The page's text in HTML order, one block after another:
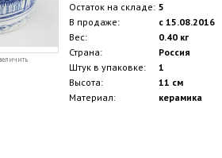
Остаток на складе: 5
В продаже:
с 15.08.2016
Вес:
0.40 кг
Страна:
Россия
Штук в упаковке:
1
Высота:
11 см
Материал:
керамика